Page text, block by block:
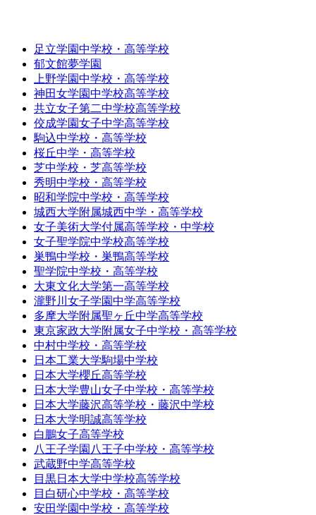
足立学園中学校・高等学校
郁文館夢学園
上野学園中学校・高等学校
神田女学園中学校高等学校
共立女子第二中学校高等学校
佼成学園女子中学高等学校
駒込中学校・高等学校
桜丘中学・高等学校
芝中学校・芝高等学校
秀明中学校・高等学校
昭和学院中学校・高等学校
城西大学附属城西中学・高等学校
女子美術大学付属高等学校・中学校
女子聖学院中学校高等学校
巣鴨中学校・巣鴨高等学校
聖学院中学校・高等学校
大東文化大学第一高等学校
瀧野川女子学園中学高等学校
多摩大学附属聖ヶ丘中学高等学校
東京家政大学附属女子中学校・高等学校
中村中学校・高等学校
日本工業大学駒場中学校
日本大学櫻丘高等学校
日本大学豊山女子中学校・高等学校
日本大学藤沢高等学校・藤沢中学校
日本大学明誠高等学校
白鵬女子高等学校
八王子学園八王子中学校・高等学校
武蔵野中学高等学校
目黒日本大学中学校高等学校
目白研心中学校・高等学校
安田学園中学校・高等学校